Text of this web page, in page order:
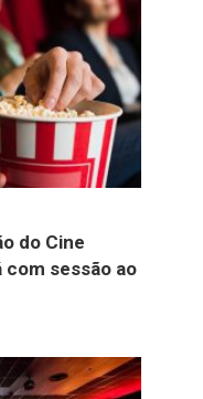
do Cine
sessão ao